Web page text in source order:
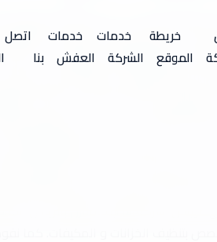
خريطة
الموقع
خدمات
الشركة
خدمات
العفش
اتصل
بنا
الوقت والجهد لتحصل على خدمة تنظيف منازل
نقدم أفضل شركة تنظيف بالمنطقة
في شروط التعاقد نضمنها لك ، فعمالة
الخاصة بالتنظيف مستوردة ومصرح بها من
ولان هناك العديد من شركات
الشركة من خلال عملاء سبق لهم
تلك يجب أن تعرف مدى خبرتها ونوعها هل
منزلك للتلف او يتسبب لك ببهتان